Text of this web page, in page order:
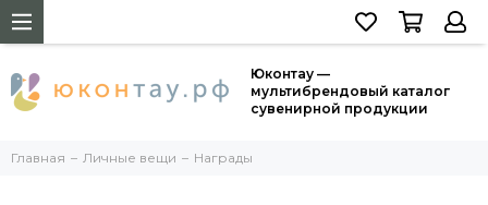
Юконтау —
мультибрендовый каталог
сувенирной продукции
Главная Личные вещи Награды